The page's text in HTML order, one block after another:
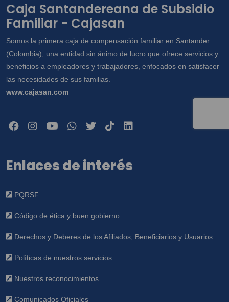
www.cajasan.com, la cual declaro conocer
y saber que en esta se especifican cuáles
datos sensibles, y en especial para que
sean compartidos con terceros con quienes
la Caja tienen alianzas y/o convenios para
la construcción de viviendas. Así mismo,
conozco que como titular me asisten los
derechos a conocer, actualizar, rectificar y
Caja Santandereana de Subsidio
Familiar - Cajasan
Somos la primera caja de compensación familiar en Santander
(Colombia); una entidad sin ánimo de lucro que ofrece servicios y
beneficios a empleadores y trabajadores, enfocados en satisfacer
las necesidades de sus familias.
www.cajasan.com
Enlaces de interés
PQRSF
Código de ética y buen gobierno
Derechos y Deberes de los Afiliados, Beneficiarios y Usuarios
Políticas de nuestros servicios
Nuestros reconocimientos
Comunicados Oficiales